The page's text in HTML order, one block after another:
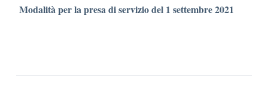
Modalità per la presa di servizio del 1 settembre 2021